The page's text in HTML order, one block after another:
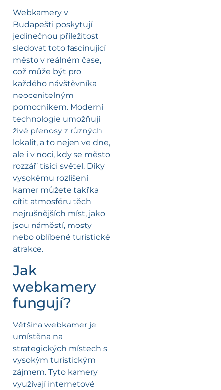
Webkamery v
Budapešti poskytují
jedinečnou příležitost
sledovat toto fascinující
město v reálném čase,
což může být pro
každého návštěvníka
neocenitelným
pomocníkem. Moderní
technologie umožňují
živé přenosy z různých
lokalit, a to nejen ve dne,
ale i v noci, kdy se město
rozzáří tisíci světel. Díky
vysokému rozlišení
kamer můžete takřka
cítit atmosféru těch
nejrušnějších míst, jako
jsou náměstí, mosty
nebo oblíbené turistické
atrakce.
Jak
webkamery
fungují?
Většina webkamer je
umístěna na
strategických místech s
vysokým turistickým
zájmem. Tyto kamery
využívají internetové